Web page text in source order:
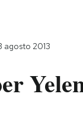
agosto 2013